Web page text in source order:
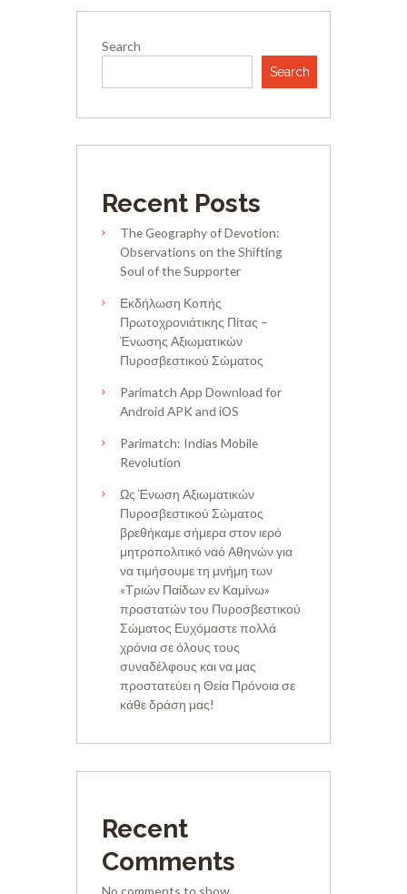
Search
Search
Recent Posts
The Geography of Devotion:
Observations on the Shifting
Soul of the Supporter
Εκδήλωση Κοπής
Πρωτοχρονιάτικης Πίτας –
Ένωσης Αξιωματικών
Πυροσβεστικού Σώματος
Parimatch App Download for
Android APK and iOS
Parimatch: Indias Mobile
Revolution
Ως Ένωση Αξιωματικών
Πυροσβεστικού Σώματος
βρεθήκαμε σήμερα στον ιερό
μητροπολιτικό ναό Αθηνών για
να τιμήσουμε τη μνήμη των
«Τριών Παίδων εν Καμίνω»
προστατών του Πυροσβεστικού
Σώματος Ευχόμαστε πολλά
χρόνια σε όλους τους
συναδέλφους και να μας
προστατεύει η Θεία Πρόνοια σε
κάθε δράση μας!
Recent
Comments